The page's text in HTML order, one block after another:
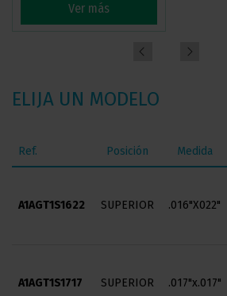
Ver más
ELIJA UN MODELO
Ref. Posición Medida
A1AGT1S1622 SUPERIOR .016"X022"
A1AGT1S1717 SUPERIOR .017"x.017"